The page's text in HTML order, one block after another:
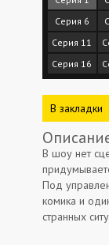
Серия 6
Серия 11
Серия 16
В закладки
В шоу нет
Под
комика и
странных